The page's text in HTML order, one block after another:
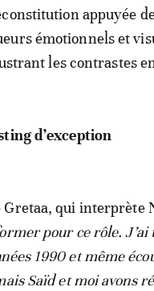
appuyée
émotionnels et
les contrastes
d’exception
Gretaa, qui interprète
pour ce rôle.
1990 et même
Saïd et moi avons